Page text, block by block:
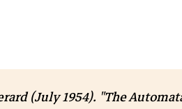
(July 1954). "The